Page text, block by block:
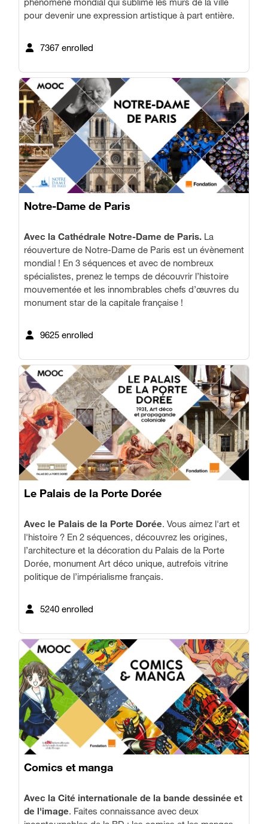
pour devenir une expression artistique à part entière.
7367 enrolled
Notre-Dame de Paris
Avec la Cathédrale Notre-Dame de Paris. La
réouverture de Notre-Dame de Paris est un évènement
mondial ! En 3 séquences et avec de nombreux
spécialistes, prenez le temps de découvrir l’histoire
mouvementée et les innombrables chefs d’œuvres du
monument star de la capitale française !
9625 enrolled
Le Palais de la Porte Dorée
Avec le Palais de la Porte Dorée. Vous aimez l'art et
l'histoire ? En 2 séquences, découvrez les origines,
l’architecture et la décoration du Palais de la Porte
Dorée, monument Art déco unique, autrefois vitrine
politique de l’impérialisme français.
5240 enrolled
Comics et manga
Avec la Cité internationale de la bande dessinée et
de l'image. Faites connaissance avec deux